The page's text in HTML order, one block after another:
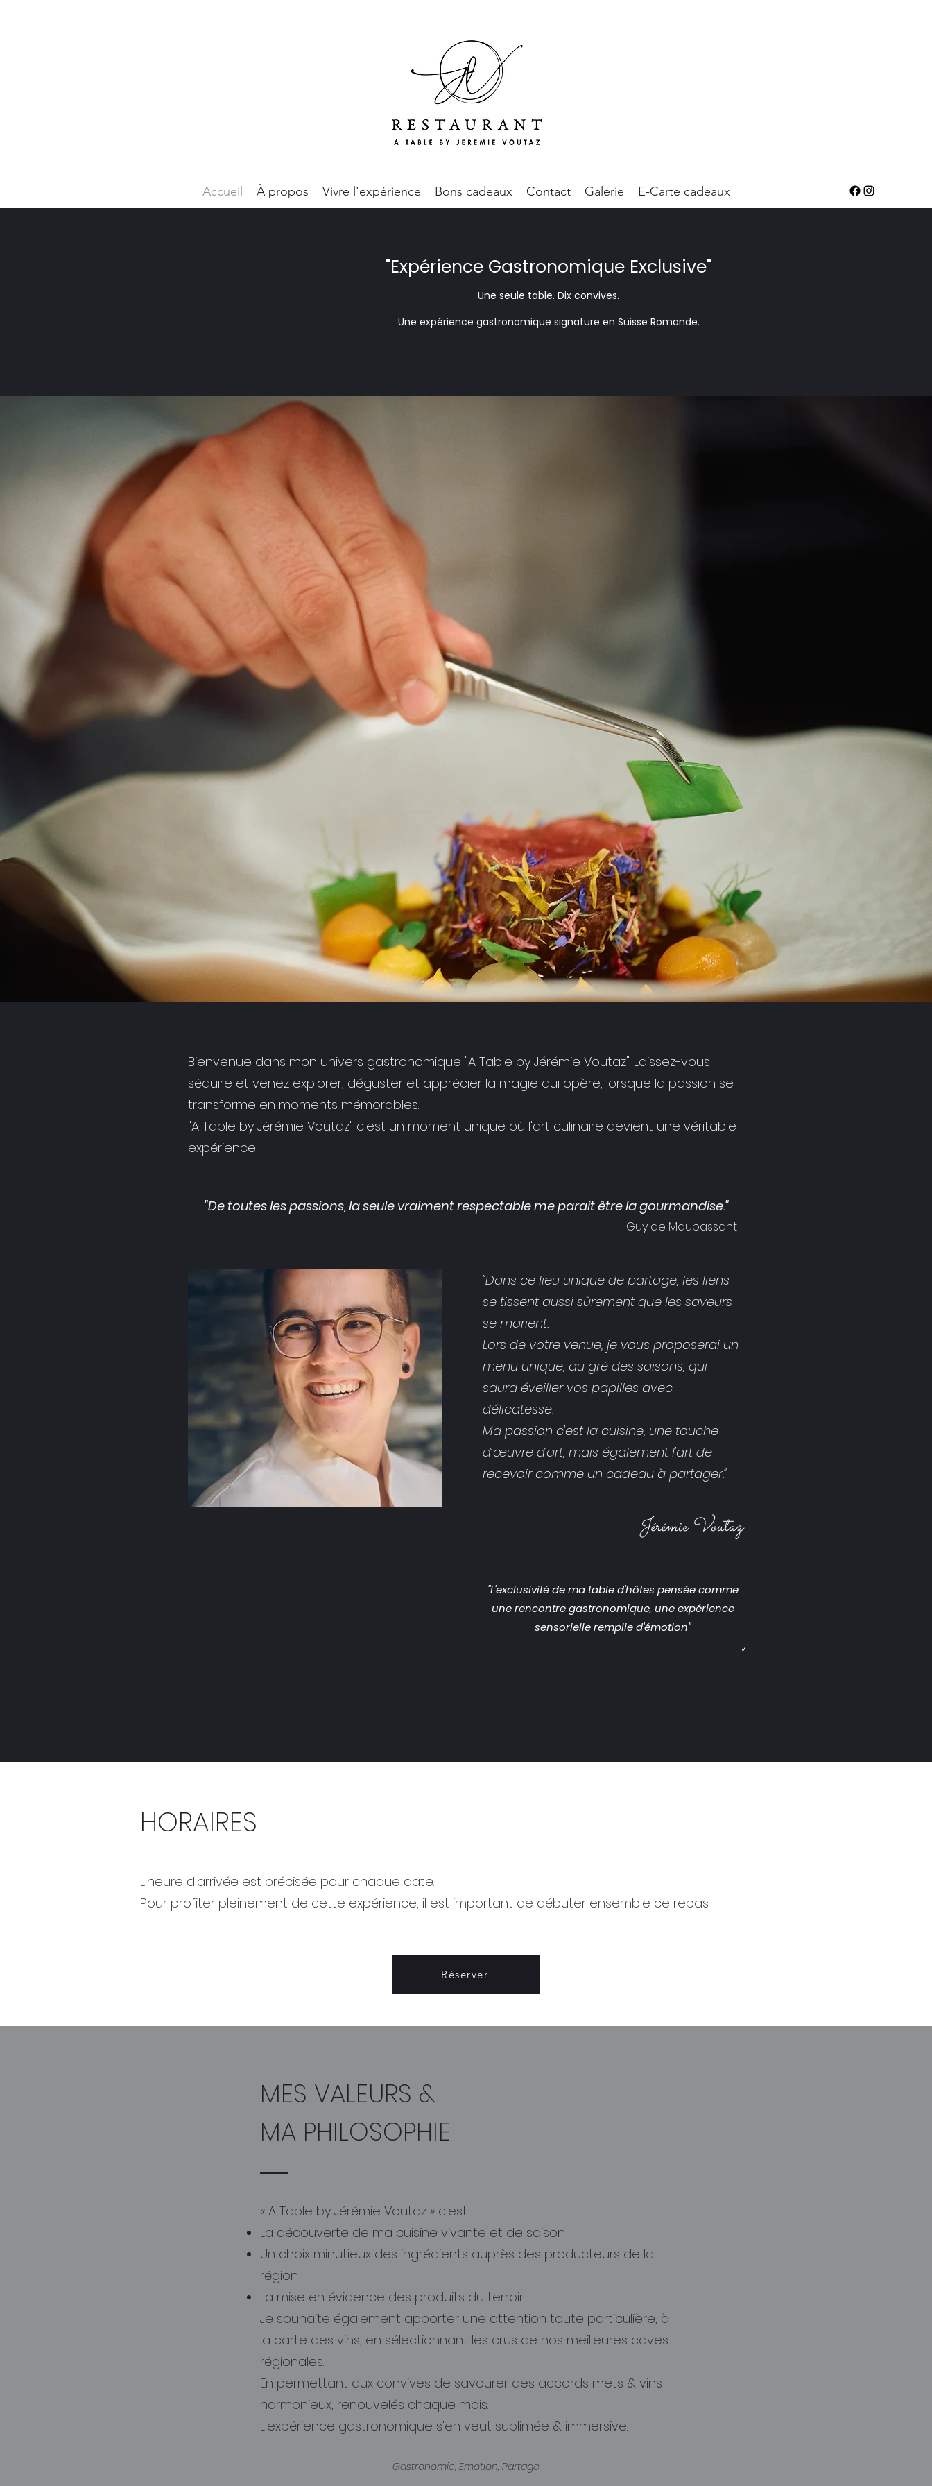
Accueil À propos Vivre l'expérience Bons cadeaux Contact Galerie E-Carte cadeaux
"Expérience Gastronomique Exclusive"
Une seule table. Dix convives.
Une expérience gastronomique signature en Suisse Romande.
Bienvenue dans mon univers gastronomique "A Table by Jérémie Voutaz". Laissez-vous
séduire et venez explorer, déguster et apprécier la magie qui opère, lorsque la passion se
transforme en moments mémorables.
"A Table by Jérémie Voutaz" c'est un moment unique où l'art culinaire devient une véritable
expérience !
"De toutes les passions, la seule vraiment respectable me parait être la gourmandise."
Guy de Maupassant
"Dans ce lieu unique de partage, les liens
se tissent aussi sûrement que les saveurs
se marient.
Lors de votre venue, je vous proposerai un
menu unique, au gré des saisons, qui
saura éveiller vos papilles avec
délicatesse.
Ma passion c'est la cuisine, une touche
d’œuvre d'art, mais également l'art de
recevoir comme un cadeau à partager."
Jérémie Voutaz
"L'exclusivité de ma table d'hôtes pensée comme
une rencontre gastronomique, une expérience
sensorielle remplie d'émotion"
"
HORAIRES
L'heure d'arrivée est précisée pour chaque date.
Pour profiter pleinement de cette expérience, il est important de débuter ensemble ce repas.
Réserver
MES VALEURS &
MA PHILOSOPHIE
« A Table by Jérémie Voutaz » c'est :
La découverte de ma cuisine vivante et de saison
Un choix minutieux des ingrédients auprès des producteurs de la
région
La mise en évidence des produits du terroir
Je souhaite également apporter une attention toute particulière, à
la carte des vins, en sélectionnant les crus de nos meilleures caves
régionales.
En permettant aux convives de savourer des accords mets & vins
harmonieux, renouvelés chaque mois.
L'expérience gastronomique s'en veut sublimée & immersive.
Gastronomie, Emotion, Partage